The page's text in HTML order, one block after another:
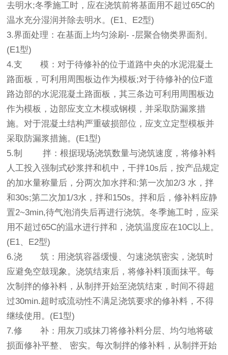
去明水;冬季施工时，应在浇筑前将基面用不超过65C的
温水充分湿润并除去明水。(E1、E2型)
3.界面处理：在基面上均匀涂刷- -层聚合物类界面剂。
(E1型)
4.支 模：对于待修补的位于道路中央的水泥混凝土
路面板，可利用周围板边作为模板;对于待修补的位F道
路边部的水泥混凝土路面板，其三条边可利用周围板边
作为模板，边部应支立木模或钢模，并采取防漏浆措
施。对于混凝土结构严重破损部位，应支立定型模板并
采取防漏浆措施。(E1型)
5.制 拌：根据现场浇筑数量与浇筑速度，将修补料
人工投入强制式砂浆拌和机中，干拌10s后，按产品规定
的加水量称量后，分两次加水拌和:第一次加2/3 水，拌
和30s;第二次加1/3水，拌和150s。拌和后，修补料应静
置2~3min,待气泡消失后再进行浇筑。冬季施工时，应采
用不超过65C的温水进行拌和，浇筑温度应在10C以上。
(E1、E2型)
6.浇 筑：用浇筑容器缓慢、匀速浇筑密实，浇筑时
应避免空鼓现象。浇筑结束后，将修补料顶面抹平。每
次制拌的修补料，从制拌开始至浇筑结束，时间不得超
过30min.超时或流动性不满足浇筑要求的修补料，不得
继续使用。(E1型)
7.修 补：用灰刀或抹刀将修补料分层、均匀地将破
损面修补平整、 密实。每次制拌的修补料，从制拌开始